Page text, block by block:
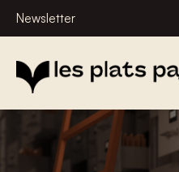
Newsletter